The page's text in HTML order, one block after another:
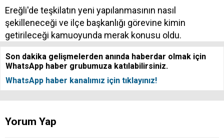
Ereğli'de teşkilatın yeni yapılanmasının nasıl
şekilleneceği ve ilçe başkanlığı görevine kimin
getirileceği kamuoyunda merak konusu oldu.
Son dakika gelişmelerden anında haberdar olmak için
WhatsApp haber grubumuza katılabilirsiniz.
WhatsApp haber kanalımız için tıklayınız!
Yorum Yap